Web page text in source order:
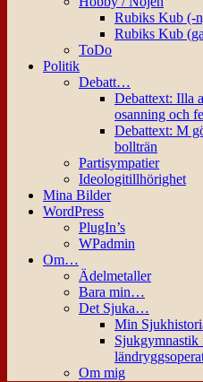
Rubiks Kub (-
Rubiks Kub
ToDo
Politik
Debatt…
Debattext: Illa
osanning och
Debattext: M
bollträn
Partisympatier
Ideologitillhörighet
Mina Bilder
WordPress
PlugIn’s
WPadmin
Om…
Ädelmetaller
Bara min…
Det Sjuka…
Min
Sjukgymnastik
Om mig